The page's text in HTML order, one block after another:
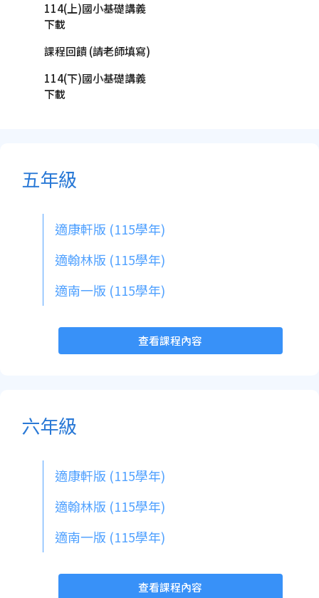
114(上)國小基礎講義
下載
課程回饋 (請老師填寫)
114(下)國小基礎講義
下載
五年級
適康軒版 (115學年)
適翰林版 (115學年)
適南一版 (115學年)
查看課程內容
六年級
適康軒版 (115學年)
適翰林版 (115學年)
適南一版 (115學年)
查看課程內容